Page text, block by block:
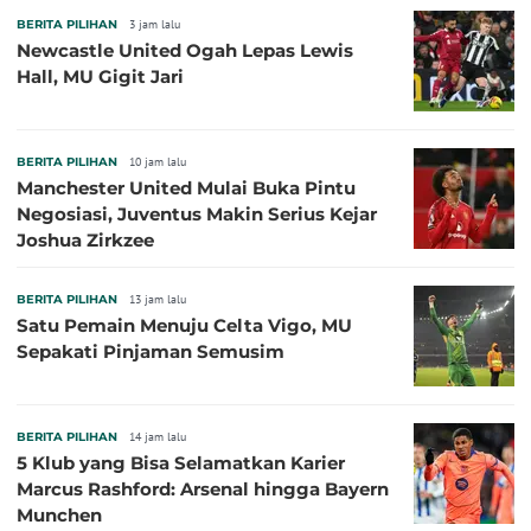
BERITA PILIHAN 3 jam lalu
Newcastle United Ogah Lepas Lewis
Hall, MU Gigit Jari
BERITA PILIHAN 10 jam lalu
Manchester United Mulai Buka Pintu
Negosiasi, Juventus Makin Serius Kejar
Joshua Zirkzee
BERITA PILIHAN 13 jam lalu
Satu Pemain Menuju Celta Vigo, MU
Sepakati Pinjaman Semusim
BERITA PILIHAN 14 jam lalu
5 Klub yang Bisa Selamatkan Karier
Marcus Rashford: Arsenal hingga Bayern
Munchen